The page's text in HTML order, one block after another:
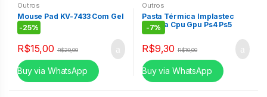
Outros
Mouse Pad KV-7433 Com Gel
-25%
R$15,00 R$20,00
Buy via WhatsApp
Outros
Pasta Térmica Implastec
Branca Cpu Gpu Ps4 Ps5
Xbox Processador 10g
-7%
R$9,30 R$10,00
Buy via WhatsApp